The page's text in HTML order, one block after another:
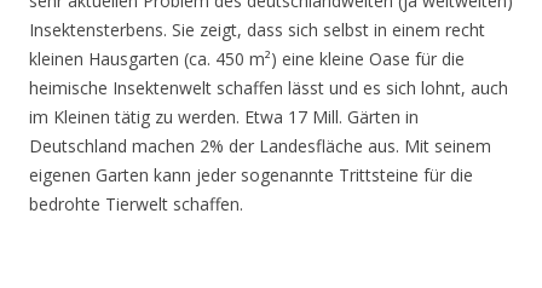
Insektensterbens. Sie zeigt, dass sich selbst in einem recht
kleinen Hausgarten (ca. 450 m²) eine kleine Oase für die
heimische Insektenwelt schaffen lässt und es sich lohnt, auch
im Kleinen tätig zu werden. Etwa 17 Mill. Gärten in
Deutschland machen 2% der Landesfläche aus. Mit seinem
eigenen Garten kann jeder sogenannte Trittsteine für die
bedrohte Tierwelt schaffen.